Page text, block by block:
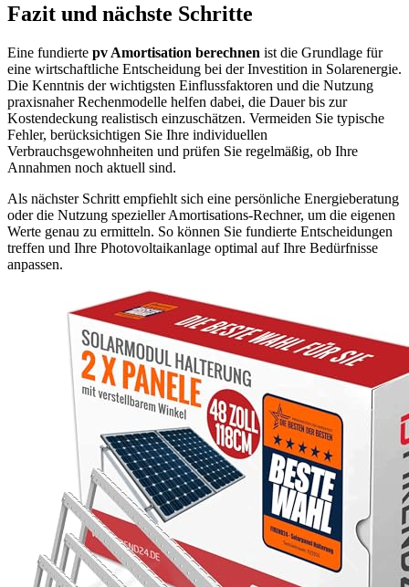
Fazit und nächste Schritte
Eine fundierte pv Amortisation berechnen ist die Grundlage für
eine wirtschaftliche Entscheidung bei der Investition in Solarenergie.
Die Kenntnis der wichtigsten Einflussfaktoren und die Nutzung
praxisnaher Rechenmodelle helfen dabei, die Dauer bis zur
Kostendeckung realistisch einzuschätzen. Vermeiden Sie typische
Fehler, berücksichtigen Sie Ihre individuellen
Verbrauchsgewohnheiten und prüfen Sie regelmäßig, ob Ihre
Annahmen noch aktuell sind.
Als nächster Schritt empfiehlt sich eine persönliche Energieberatung
oder die Nutzung spezieller Amortisations-Rechner, um die eigenen
Werte genau zu ermitteln. So können Sie fundierte Entscheidungen
treffen und Ihre Photovoltaikanlage optimal auf Ihre Bedürfnisse
anpassen.